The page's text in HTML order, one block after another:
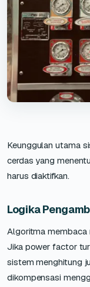
Keunggulan utama
cerdas yang
harus diaktifkan.
Logika
Algoritma
Jika power factor
sistem menghitung
dikompensasi